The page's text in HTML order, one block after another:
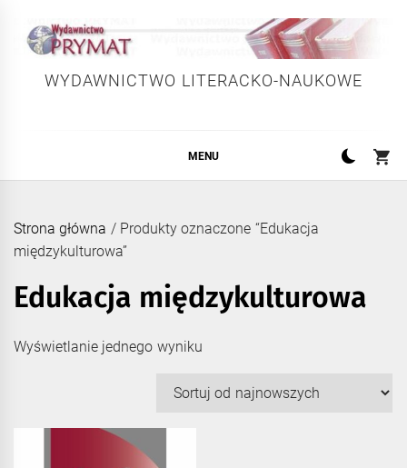
content
WYDAWNICTWO LITERACKO-NAUKOWE
MENU
Strona główna / Produkty oznaczone “Edukacja
międzykulturowa”
Edukacja międzykulturowa
Wyświetlanie jednego wyniku